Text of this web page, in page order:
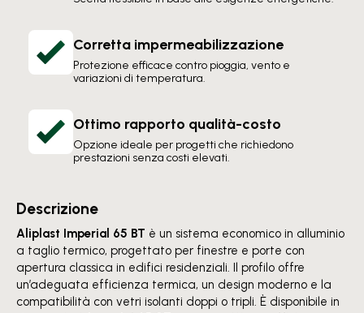
Corretta impermeabilizzazione
Protezione efficace contro pioggia, vento e
variazioni di temperatura.
Ottimo rapporto qualità-costo
Opzione ideale per progetti che richiedono
prestazioni senza costi elevati.
Descrizione
Aliplast Imperial 65 BT è un sistema economico in alluminio
a taglio termico, progettato per finestre e porte con
apertura classica in edifici residenziali. Il profilo offre
un’adeguata efficienza termica, un design moderno e la
compatibilità con vetri isolanti doppi o tripli. È disponibile in